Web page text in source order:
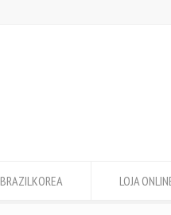
BRAZILKOREA LOJA